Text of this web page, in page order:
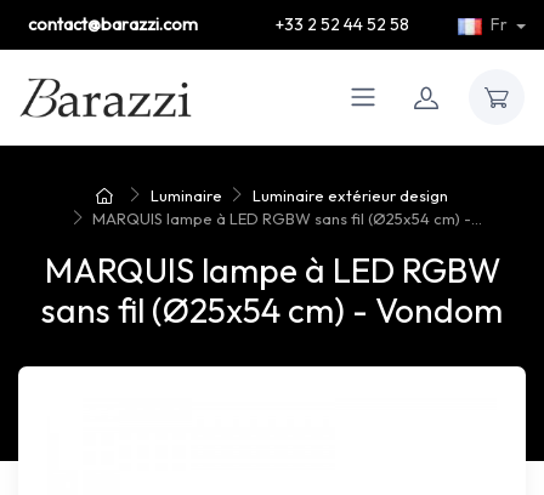
contact@barazzi.com +33 2 52 44 52 58 Fr
Luminaire
Luminaire extérieur design
MARQUIS lampe à LED RGBW sans fil (Ø25x54 cm) -...
MARQUIS lampe à LED RGBW
sans fil (Ø25x54 cm) - Vondom